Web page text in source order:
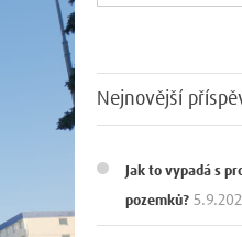
Nejnovější
Jak to vypadá s
pozemků?